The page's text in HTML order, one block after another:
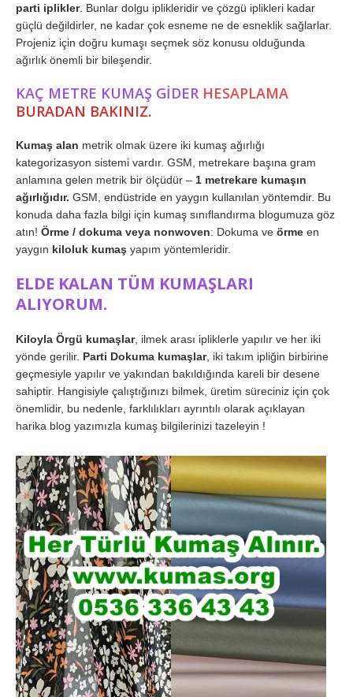
parti iplikler. Bunlar dolgu iplikleridir ve çözgü iplikleri kadar
güçlü değildirler, ne kadar çok esneme ne de esneklik sağlarlar.
Projeniz için doğru kumaşı seçmek söz konusu olduğunda
ağırlık önemli bir bileşendir.
KAÇ METRE KUMAŞ GİDER HESAPLAMA
BURADAN BAKINIZ.
Kumaş alan metrik olmak üzere iki kumaş ağırlığı
kategorizasyon sistemi vardır. GSM, metrekare başına gram
anlamına gelen metrik bir ölçüdür – 1 metrekare kumaşın
ağırlığıdır. GSM, endüstride en yaygın kullanılan yöntemdir. Bu
konuda daha fazla bilgi için kumaş sınıflandırma blogumuza göz
atın! Örme / dokuma veya nonwoven: Dokuma ve örme en
yaygın kiloluk kumaş yapım yöntemleridir.
ELDE KALAN TÜM KUMAŞLARI
ALIYORUM.
Kiloyla Örgü kumaşlar, ilmek arası ipliklerle yapılır ve her iki
yönde gerilir. Parti Dokuma kumaşlar, iki takım ipliğin birbirine
geçmesiyle yapılır ve yakından bakıldığında kareli bir desene
sahiptir. Hangisiyle çalıştığınızı bilmek, üretim süreciniz için çok
önemlidir, bu nedenle, farklılıkları ayrıntılı olarak açıklayan
harika blog yazımızla kumaş bilgilerinizi tazeleyin !